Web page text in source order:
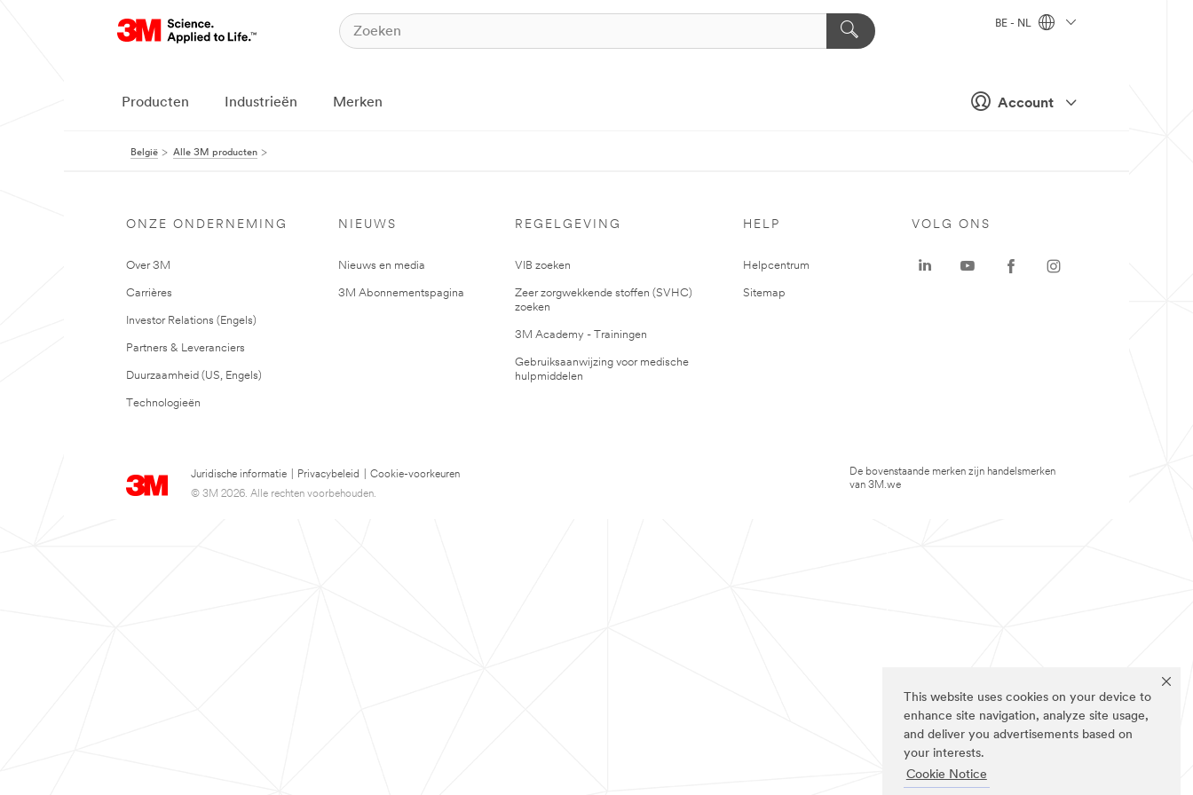
This website uses cookies on your device to
enhance site navigation, analyze site usage,
and deliver you advertisements based on
your interests.
Cookie Notice
Account
BE - NL
Producten Industrieën Merken
België Alle 3M producten
ONZE ONDERNEMING
Over 3M
Carrières
Investor Relations (Engels)
Partners & Leveranciers
Duurzaamheid (US, Engels)
Technologieën
NIEUWS
Nieuws en media
3M Abonnementspagina
REGELGEVING
VIB zoeken
Zeer zorgwekkende stoffen (SVHC)
zoeken
3M Academy - Trainingen
Gebruiksaanwijzing voor medische
hulpmiddelen
HELP
Helpcentrum
Sitemap
Juridische informatie Privacybeleid
Cookie-voorkeuren
© 3M 2026. Alle rechten voorbehouden.
VOLG ONS
De bovenstaande merken zijn handelsmerken
van 3M.we